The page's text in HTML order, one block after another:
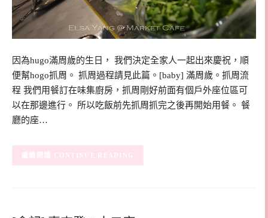
因為hugo滿周歲的生日， 我們決定全家人一起出來慶祝，順
便幫hogo抓周。 抓周過程請見此篇。[baby] 滿周歲。抓周流
程 我們用餐訂在味集廚房，抓周剛好前面有個戶外座位區可
以在那邊進行。 所以吃飯前先抓周抓完之後再開始用餐。 餐
廳的座…
CONTINUE READING